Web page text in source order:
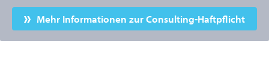
Mehr Informationen zur Consulting-Haftpflicht